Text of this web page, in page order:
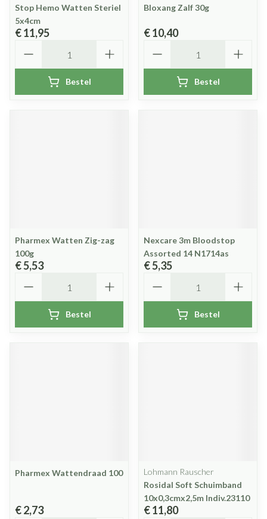
Stop Hemo Watten Steriel
5x4cm
€ 11,95
Bestel
Bloxang Zalf 30g
€ 10,40
Bestel
Pharmex Watten Zig-zag
100g
€ 5,53
Bestel
Nexcare 3m Bloodstop
Assorted 14 N1714as
€ 5,35
Bestel
Pharmex Wattendraad 100
€ 2,73
Lohmann Rauscher
Rosidal Soft Schuimband
10x0,3cmx2,5m Indiv.23110
€ 11,80